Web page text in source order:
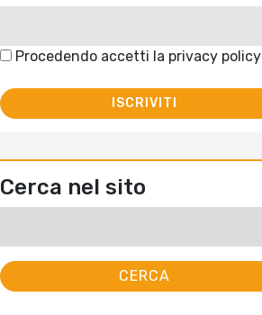
Procedendo accetti la privacy policy
Cerca nel sito